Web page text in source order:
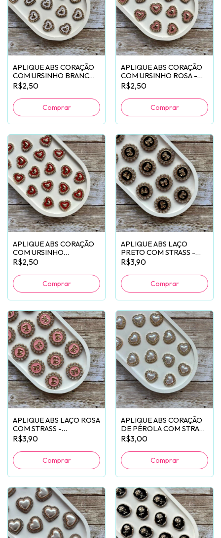
APLIQUE ABS CORAÇÃO
COM URSINHO BRANCO -
2 UNIDADES
R$2,50
APLIQUE ABS CORAÇÃO
COM URSINHO ROSA -
2 UNIDADES
R$2,50
APLIQUE ABS CORAÇÃO
COM URSINHO
VERMELHO -
2 UNIDADES
R$2,50
APLIQUE ABS LAÇO
PRETO COM STRASS -
2 UNIDADES
R$3,90
APLIQUE ABS LAÇO ROSA
COM STRASS -
2 UNIDADES
R$3,90
APLIQUE ABS CORAÇÃO
DE PÉROLA COM STRASS
(1.8CM) - 2 UNIDADES
R$3,00